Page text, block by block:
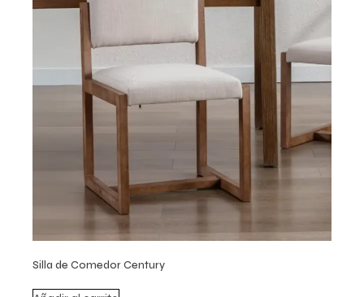
Silla de Comedor Century